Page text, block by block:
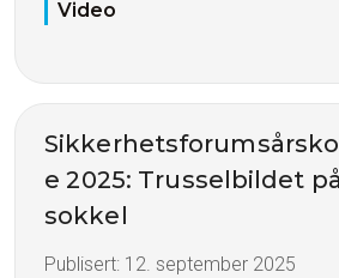
Video
e 2025: Trusselbildet
sokkel
Publisert: 12. september 2025